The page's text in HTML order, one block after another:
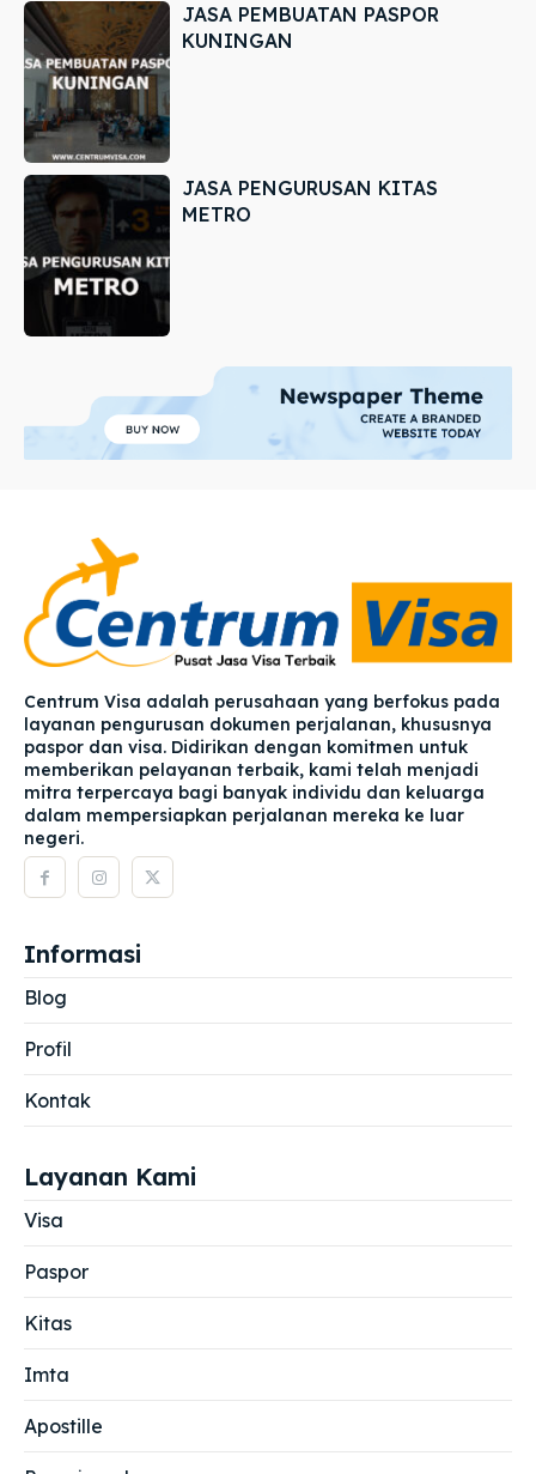
JASA PEMBUATAN PASPOR
KUNINGAN
JASA PENGURUSAN KITAS
METRO
Centrum Visa adalah perusahaan yang berfokus pada
layanan pengurusan dokumen perjalanan, khususnya
paspor dan visa. Didirikan dengan komitmen untuk
memberikan pelayanan terbaik, kami telah menjadi
mitra terpercaya bagi banyak individu dan keluarga
dalam mempersiapkan perjalanan mereka ke luar
negeri.
Informasi
Blog
Profil
Kontak
Layanan Kami
Visa
Paspor
Kitas
Imta
Apostille